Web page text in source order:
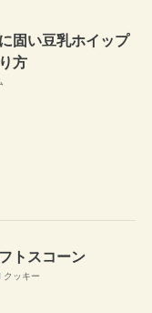
固い豆乳ホイップ
方
トスコーン
クッキー